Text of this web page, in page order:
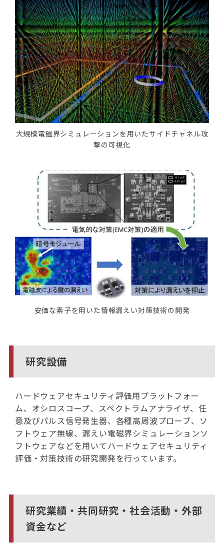
大規模電磁界シミュレーションを用いたサイドチャネル攻
撃の可視化
安価な素子を用いた情報漏えい対策技術の開発
研究設備
ハードウェアセキュリティ評価用プラットフォー
ム、オシロスコープ、スペクトラムアナライザ、任
意及びパルス信号発生器、各種高周波プローブ、ソ
フトウェア無線、漏えい電磁界シミュレーションソ
フトウェアなどを用いてハードウェアセキュリティ
評価・対策技術の研究開発を行っています。
研究業績・共同研究・社会活動・外部
資金など